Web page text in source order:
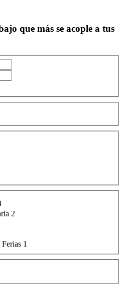
que más se acople a tus
2
1